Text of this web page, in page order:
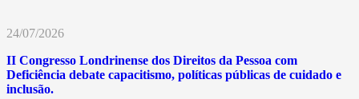
24/07/2026
II Congresso Londrinense dos Direitos da Pessoa com
Deficiência debate capacitismo, políticas públicas de cuidado e
inclusão.